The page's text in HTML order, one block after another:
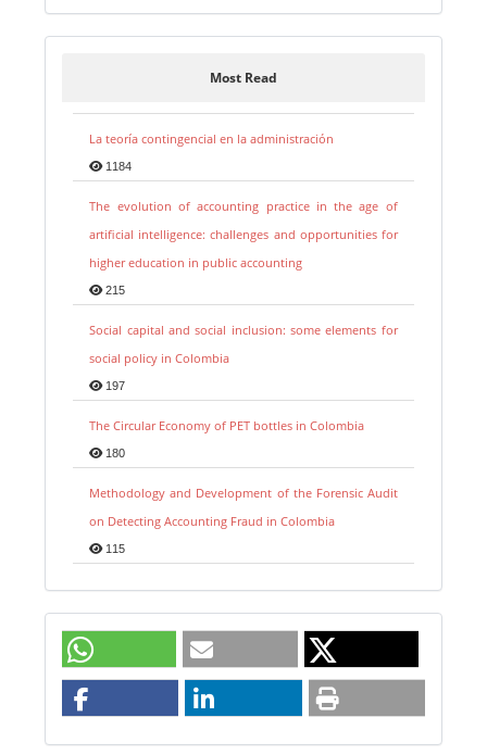
Most Read
La teoría contingencial en la administración
1184
The evolution of accounting practice in the age of
artificial intelligence: challenges and opportunities for
higher education in public accounting
215
Social capital and social inclusion: some elements for
social policy in Colombia
197
The Circular Economy of PET bottles in Colombia
180
Methodology and Development of the Forensic Audit
on Detecting Accounting Fraud in Colombia
115